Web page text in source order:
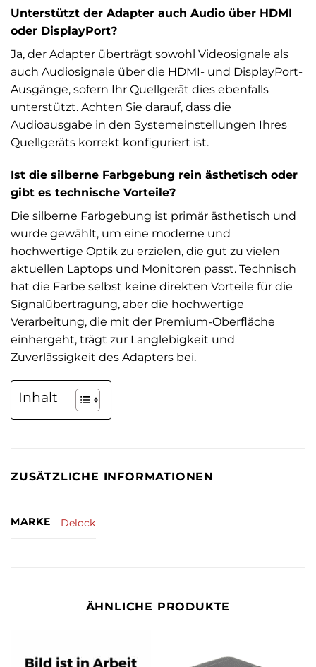
Unterstützt der Adapter auch Audio über HDMI
oder DisplayPort?
Ja, der Adapter überträgt sowohl Videosignale als
auch Audiosignale über die HDMI- und DisplayPort-
Ausgänge, sofern Ihr Quellgerät dies ebenfalls
unterstützt. Achten Sie darauf, dass die
Audioausgabe in den Systemeinstellungen Ihres
Quellgeräts korrekt konfiguriert ist.
Ist die silberne Farbgebung rein ästhetisch oder
gibt es technische Vorteile?
Die silberne Farbgebung ist primär ästhetisch und
wurde gewählt, um eine moderne und
hochwertige Optik zu erzielen, die gut zu vielen
aktuellen Laptops und Monitoren passt. Technisch
hat die Farbe selbst keine direkten Vorteile für die
Signalübertragung, aber die hochwertige
Verarbeitung, die mit der Premium-Oberfläche
einhergeht, trägt zur Langlebigkeit und
Zuverlässigkeit des Adapters bei.
Inhalt
ZUSÄTZLICHE INFORMATIONEN
MARKE Delock
ÄHNLICHE PRODUKTE